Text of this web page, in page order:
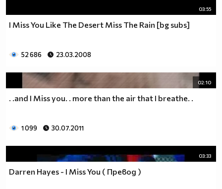
03:55
I Miss You Like The Desert Miss The Rain [bg subs]
52 686 23.03.2008
02:10
. .and I Miss you. . more than the air that I breathe. .
1 099 30.07.2011
03:33
Darren Hayes - I Miss You ( Превод )